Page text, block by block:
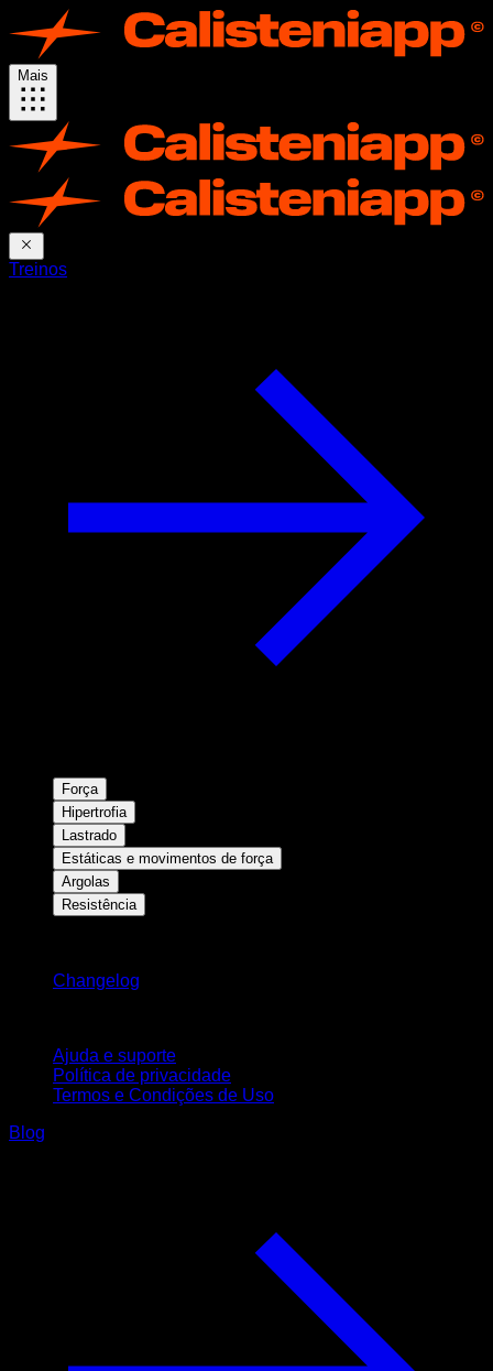
Mais
Treinos
Força
Hipertrofia
Lastrado
Estáticas e movimentos de força
Argolas
Resistência
Changelog
Ajuda e suporte
Política de privacidade
Termos e Condições de Uso
Blog